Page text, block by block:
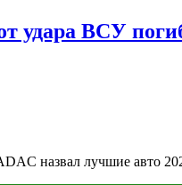
удара ВСУ
назвал лучшие авто